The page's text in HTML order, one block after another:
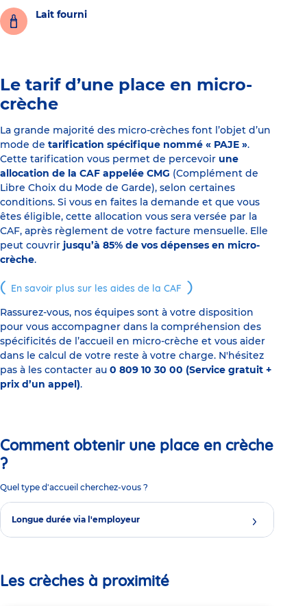
Lait fourni
Le tarif d’une place en micro-
crèche
La grande majorité des micro-crèches font l’objet d’un
mode de tarification spécifique nommé « PAJE ».
Cette tarification vous permet de percevoir une
allocation de la CAF appelée CMG (Complément de
Libre Choix du Mode de Garde), selon certaines
conditions. Si vous en faites la demande et que vous
êtes éligible, cette allocation vous sera versée par la
CAF, après règlement de votre facture mensuelle. Elle
peut couvrir jusqu’à 85% de vos dépenses en micro-
crèche.
En savoir plus sur les aides de la CAF
Rassurez-vous, nos équipes sont à votre disposition
pour vous accompagner dans la compréhension des
spécificités de l’accueil en micro-crèche et vous aider
dans le calcul de votre reste à votre charge. N'hésitez
pas à les contacter au 0 809 10 30 00 (Service gratuit +
prix d’un appel).
Comment obtenir une place en crèche
?
Quel type d'accueil cherchez-vous ?
Longue durée via l'employeur
Les crèches à proximité